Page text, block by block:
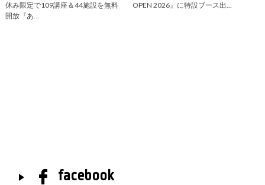
休み限定で109講座＆44施設を無料
開放『あ…
OPEN 2026』に特設ブース出…
facebook